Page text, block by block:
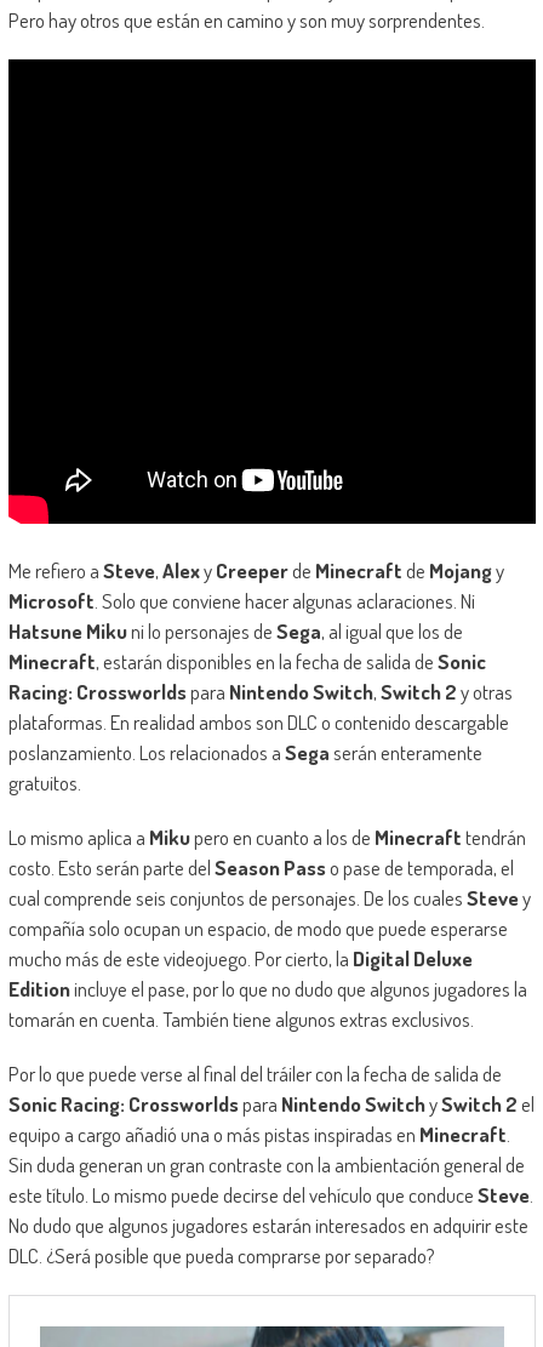
Pero hay otros que están en camino y son muy sorprendentes.
Me refiero aSteve,AlexyCreeperde Minecraftde Mojangy
Microsoft . Solo que conviene hacer algunas aclaraciones. Ni
Hatsune Mikuni lo personajes deSega, al igual que los de
Minecraft, estarán disponibles en la fecha de salida deSonic
Racing: Crossworldspara Nintendo Switch,Switch 2y otras
plataformas. En realidad ambos son DLC o contenido descargable
poslanzamiento. Los relacionados aSegaserán enteramente
gratuitos.
Lo mismo aplica a Mikupero en cuanto a los de Minecrafttendrán
costo. Esto serán parte delSeason Passo pase de temporada, el
cual comprende seis conjuntos de personajes. De los cualesStevey
compañía solo ocupan un espacio, de modo que puede esperarse
mucho más de este videojuego. Por cierto, la Digital Deluxe
Editionincluye el pase, por lo que no dudo que algunos jugadores la
tomarán en cuenta. También tiene algunos extras exclusivos.
Por lo que puede verse al final del tráiler con la fecha de salida de
Sonic Racing: Crossworldspara Nintendo SwitchySwitch 2el
equipo a cargo añadió una o más pistas inspiradas en Minecraft
Sin duda generan un gran contraste con la ambientación general de
este título. Lo mismo puede decirse del vehículo que conduceSteve.
No dudo que algunos jugadores estarán interesados en adquirir este
DLC. ¿Será posible que pueda comprarse por separado?